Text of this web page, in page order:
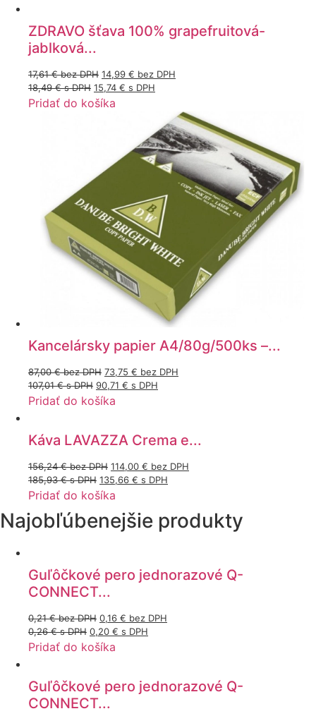
ZDRAVO šťava 100% grapefruitová-
jablková...
17,61€bez DPH 14,99 € bez DPH
18,49€s DPH 15,74 € s DPH
Pridať do košíka
Kancelársky papier A4/80g/500ks –...
87,00€bez DPH 73,75 € bez DPH
107,01€s DPH 90,71 € s DPH
Pridať do košíka
Káva LAVAZZA Crema e...
156,24€bez DPH 114,00 € bez DPH
185,93€s DPH 135,66 € s DPH
Pridať do košíka
Najobľúbenejšie produkty
Guľôčkové pero jednorazové Q-
CONNECT...
0,21€bez DPH 0,16 € bez DPH
0,26€s DPH 0,20 € s DPH
Pridať do košíka
Guľôčkové pero jednorazové Q-
CONNECT...